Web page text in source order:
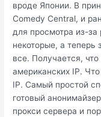
вроде Японии. В
Comedy Central, и
для просмотра из-
некоторые, а теперь
все. Получается,
американских IP.
IP. Самый простой
готовый
прокси сервера и